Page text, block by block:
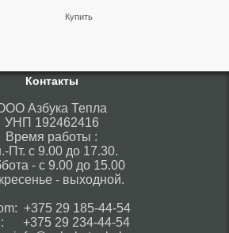
Купить
Контакты
Азбука Тепла
УНП 192462416
Время работы :
Пт. с 9.00 до 17.30.
- с 9.00 до 15.00
- выходной.
+375 29 185-44-54
+375 29 234-44-54